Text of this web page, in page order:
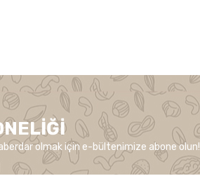
olmak için e-bültenimize abone olun!